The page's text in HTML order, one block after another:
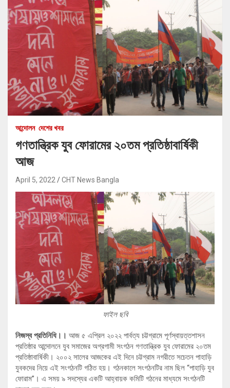
আন্দোলন দেশের খবর
গণতান্ত্রিক যুব ফোরামের ২০তম প্রতিষ্ঠাবার্ষিকী
আজ
April 5, 2022 CHT News Bangla
ফাইল ছবি
নিজস্ব প্রতিনিধি।। আজ ৫ এপ্রিল ২০২২ পার্বত্য চট্টগ্রামে পূর্ণস্বায়ত্তশাসন
প্রতিষ্ঠার আন্দোলনে যুব সমাজের অগ্রগামী সংগঠন গণতান্ত্রিক যুব ফোরামের ২০তম
প্রতিষ্ঠাবার্ষিকী। ২০০২ সালের আজকের এই দিনে চট্টগ্রাম নগরীতে সচেতন পাহাড়ি
যুবকদের নিয়ে এই সংগঠনটি গঠিত হয়। গঠনকালে সংগঠনটির নাম ছিল “পাহাড়ি যুব
ফোরাম”। এ সময় ৯ সদস্যের একটি আহ্বায়ক কমিটি গঠনের মাধ্যমে সংগঠনটি